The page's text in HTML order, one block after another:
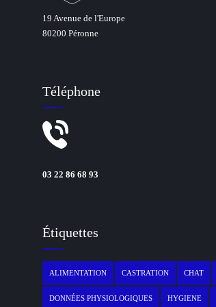
19 Avenue de l'Europe
80200 Péronne
Téléphone
03 22 86 68 93
Étiquettes
ALIMENTATION CASTRATION CHAT
DONNÉES PHYSIOLOGIQUES HYGIENE